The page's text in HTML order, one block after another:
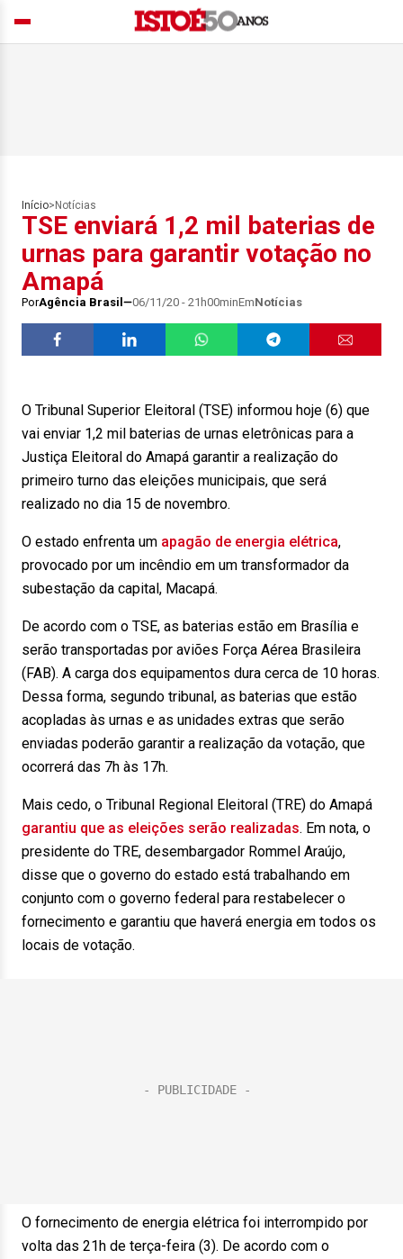
Início> Notícias
TSE enviará 1,2 mil baterias de
urnas para garantir votação no
Amapá
PorAgência Brasil 06/11/20 - 21h00minEmNotícias
O Tribunal Superior Eleitoral (TSE) informou hoje (6) que
vai enviar 1,2 mil baterias de urnas eletrônicas para a
Justiça Eleitoral do Amapá garantir a realização do
primeiro turno das eleições municipais, que será
realizado no dia 15 de novembro.
O estado enfrenta um apagão de energia elétrica,
provocado por um incêndio em um transformador da
subestação da capital, Macapá.
De acordo com o TSE, as baterias estão em Brasília e
serão transportadas por aviões Força Aérea Brasileira
(FAB). A carga dos equipamentos dura cerca de 10 horas.
Dessa forma, segundo tribunal, as baterias que estão
acopladas às urnas e as unidades extras que serão
enviadas poderão garantir a realização da votação, que
ocorrerá das 7h às 17h.
Mais cedo, o Tribunal Regional Eleitoral (TRE) do Amapá
garantiu que as eleições serão realizadas. Em nota, o
presidente do TRE, desembargador Rommel Araújo,
disse que o governo do estado está trabalhando em
conjunto com o governo federal para restabelecer o
fornecimento e garantiu que haverá energia em todos os
locais de votação.
O fornecimento de energia elétrica foi interrompido por
volta das 21h de terça-feira (3). De acordo com o